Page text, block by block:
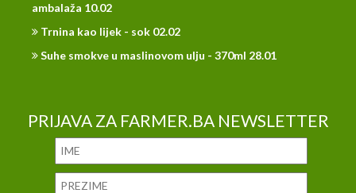
ambalaža 10.02
Trnina kao lijek - sok 02.02
Suhe smokve u maslinovom ulju - 370ml 28.01
PRIJAVA ZA FARMER.BA NEWSLETTER